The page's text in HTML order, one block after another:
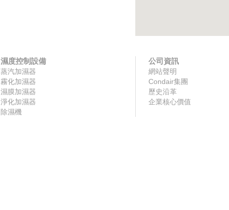
濕度控制設備
蒸汽加濕器
霧化加濕器
濕膜加濕器
淨化加濕器
除濕機
公司資訊
網站聲明
Condair集團
歷史沿革
企業核心價值